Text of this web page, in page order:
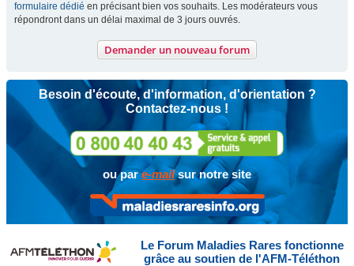
formulaire dédié en précisant bien vos souhaits. Les modérateurs vous
répondront dans un délai maximal de 3 jours ouvrés.
Demander un nouveau forum
Besoin d'écoute, d'information, d'orientation ?
Contactez-nous !
ou pare-mailsur notre site
Le Forum Maladies Rares fonctionne
grâce au soutien de l'AFM-Téléthon